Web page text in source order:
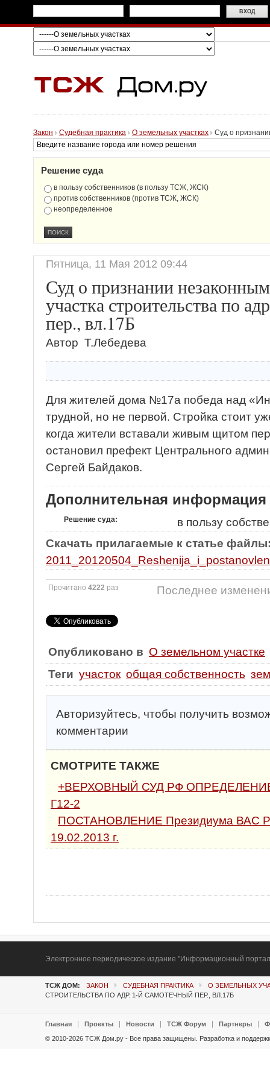
Закон Судебная практика О земельных участках Суд о
Решение суда
в пользу собственников (в пользу ТСЖ, ЖСК)
против собственников (против ТСЖ, ЖСК)
неопределенное
Пятница, 11 Мая 2012 09:44
Суд о признании
участка строительства по
пер., вл.17Б
Автор Т.Лебедева
Для жителей дома №17а победа над
трудной, но не первой. Стройка стоит
когда жители вставали живым щитом
остановил префект Центрального
Сергей Байдаков.
Дополнительная информация
Решение суда:
в пользу
Скачать прилагаемые к статье
Прочитано 4222 раз Последнее
Опубликовано в О земельном участке
Теги участок общая собственность
Авторизуйтесь, чтобы получить
комментарии
СМОТРИТЕ ТАКЖЕ
+ВЕРХОВНЫЙ СУД РФ ОПРЕДЕЛЕНИЕ
Г12-2
ПОСТАНОВЛЕНИЕ Президиума ВАС
19.02.2013 г.
Электронное периодическое издание "Информационный
ТСЖ ДОМ: ЗАКОН СУДЕБНАЯ ПРАКТИКА
О ЗЕМЕЛЬНЫХ
СТРОИТЕЛЬСТВА ПО АДР. 1-Й САМОТЕЧНЫЙ ПЕР., ВЛ.17Б
Главная Проекты Новости ТСЖ Форум Партнеры
© 2010-2026 ТСЖ Дом.ру - Все права защищены. Разработка и